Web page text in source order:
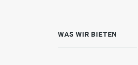
WAS WIR BIETEN